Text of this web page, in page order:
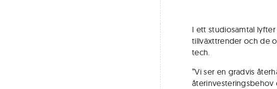
I ett studiosamtal lyfter
tillväxttrender och de
tech.
”Vi ser en gradvis